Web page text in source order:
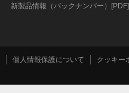
新製品情報（バックナンバー）[PDF]
個人情報保護について クッキー